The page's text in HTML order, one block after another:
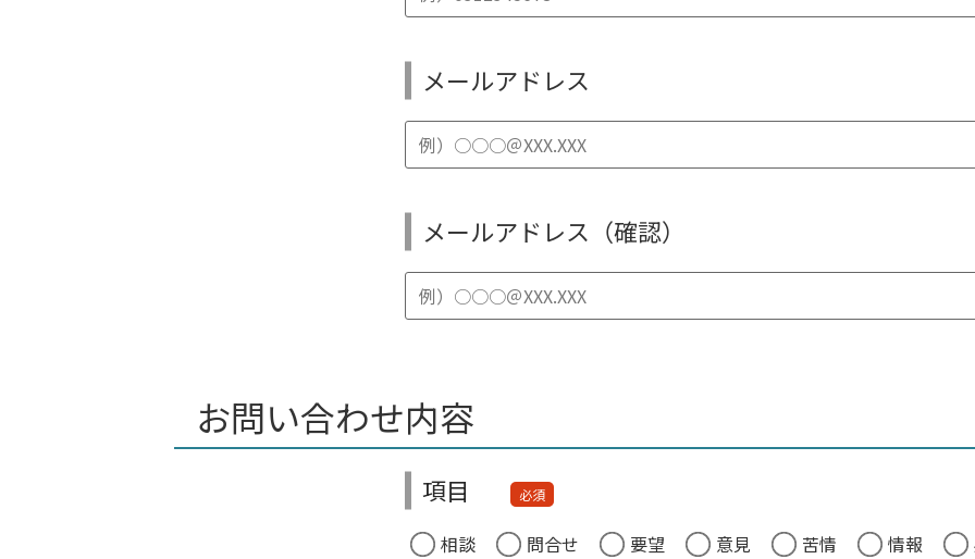
メールアドレス
メールアドレス（確認）
お問い合わせ内容
必須
相談 問合せ 要望 意見 苦情 情報